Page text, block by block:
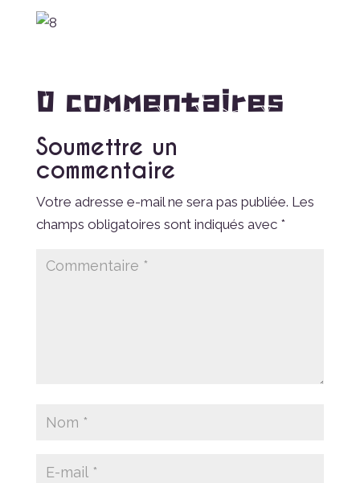
0 commentaires
Soumettre un
commentaire
Votre adresse e-mail ne sera pas publiée. Les
champs obligatoires sont indiqués avec *